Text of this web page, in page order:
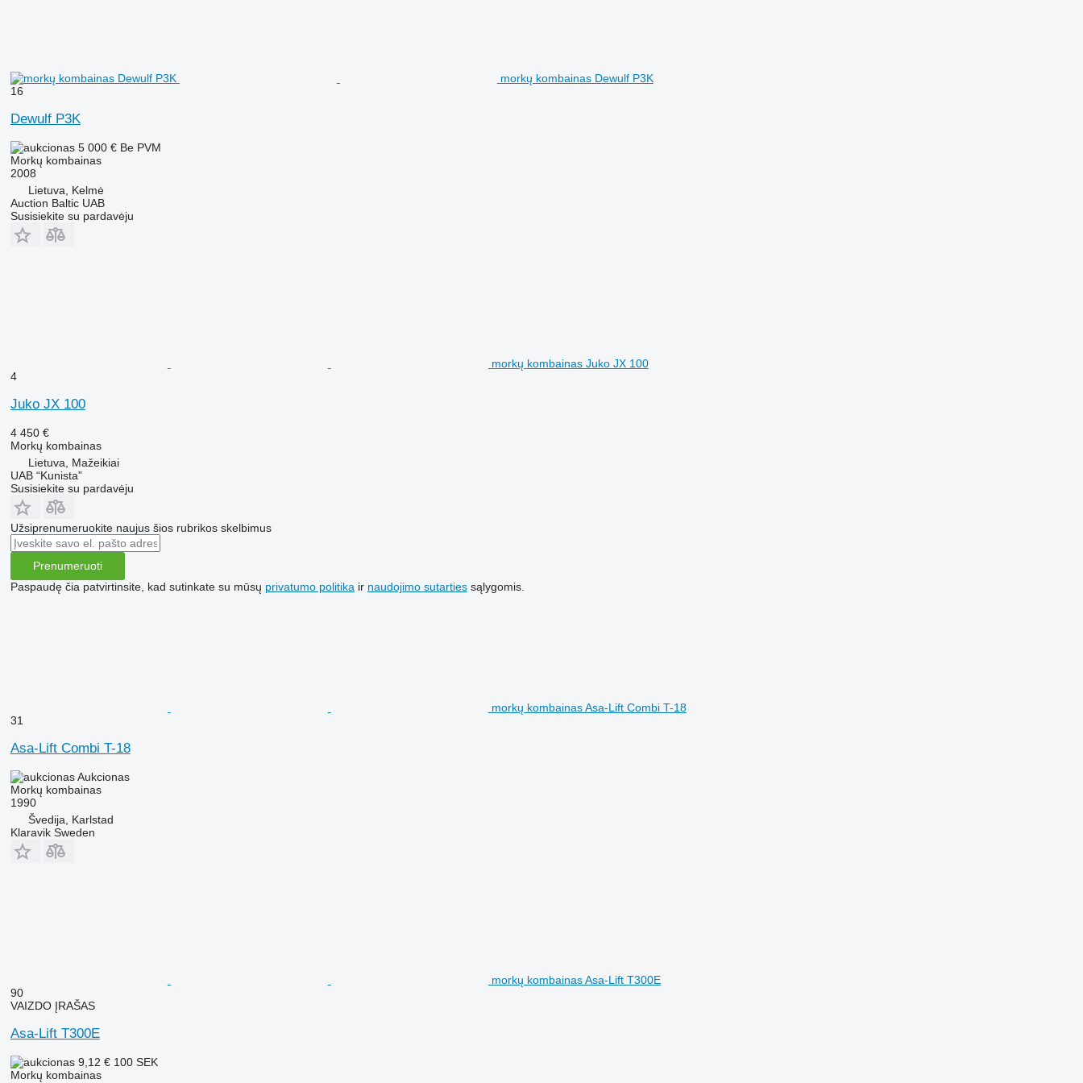
morkų kombainas Dewulf P3K
16
Dewulf P3K
5 000 € Be PVM
Morkų kombainas
2008
Lietuva, Kelmė
Auction Baltic UAB
Susisiekite su pardavėju
morkų kombainas Juko JX 100
4
Juko JX 100
4 450 €
Morkų kombainas
Lietuva, Mažeikiai
UAB “Kunista”
Susisiekite su pardavėju
Užsiprenumeruokite naujus šios rubrikos skelbimus
Prenumeruoti
Paspaudę čia patvirtinsite, kad sutinkate su mūsų privatumo politika ir naudojimo sutartiessąlygomis.
morkų kombainas Asa-Lift Combi T-18
31
Asa-Lift Combi T-18
Aukcionas
Morkų kombainas
1990
Švedija, Karlstad
Klaravik Sweden
morkų kombainas Asa-Lift T300E
90
VAIZDO ĮRAŠAS
Asa-Lift T300E
9,12 € 100 SEK
Morkų kombainas